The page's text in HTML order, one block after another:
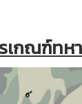
เกณฑ์ทห